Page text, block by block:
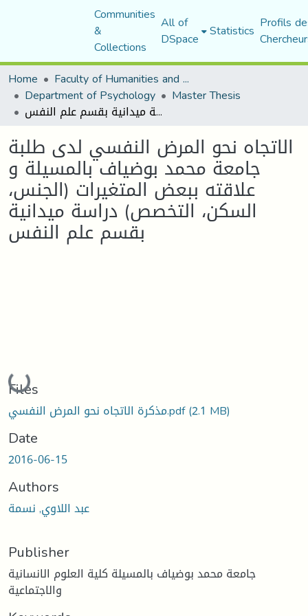
Communities
&
Collections
All of
DSpace Statistics Profils
Home
Faculty of Humanities and Social Sciences
Department of Psychology Master Thesis
الاتجاه نحو المرض النفسي لدى طلبة جامعة محمد بوضياف بالمسيلة و علاقته ببعض المتغيرات (الجنس، السكن، التخصص) دراسة ميدانية بقسم علم النفس
الاتجاه نحو المرض النفسي لدى طلبة
جامعة محمد بوضياف بالمسيلة و
علاقته ببعض المتغيرات (الجنس،
السكن، التخصص) دراسة ميدانية
بقسم علم النفس
Loading...
Files
مذكرة الاتجاه نحو المرض النفسي.pdf(2.1 MB)
Date
2016-06-15
Authors
عبد اللاوي, نسمة
Publisher
جامعة محمد بوضياف بالمسيلة كلية العلوم الانسانية
والاجتماعية